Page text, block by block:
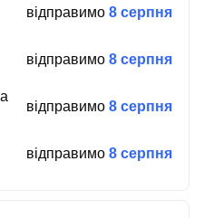
відправимо 8 серпня
відправимо 8 серпня
відправимо 8 серпня
відправимо 8 серпня